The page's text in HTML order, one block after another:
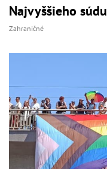
Najvyššieho súdu
Zahraničné